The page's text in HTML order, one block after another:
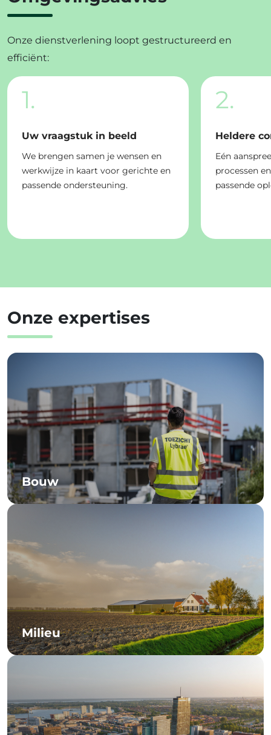
Onze dienstverlening loopt gestructureerd en
efficiënt:
1.
Uw vraagstuk in beeld
We brengen samen je wensen en
werkwijze in kaart voor gerichte en
passende ondersteuning.
2.
Heldere
Eén
processen
passende
Onze expertises
Bouw
Milieu